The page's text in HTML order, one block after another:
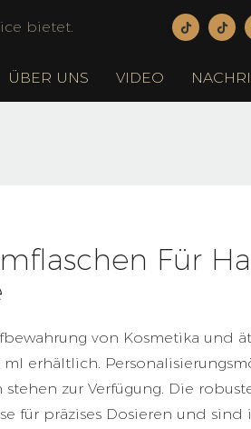
bietet.
ÜBER UNS VIDEO
Für
von Kosmetika und
erhältlich.
zur Verfügung. Die
für präzises Dosieren und